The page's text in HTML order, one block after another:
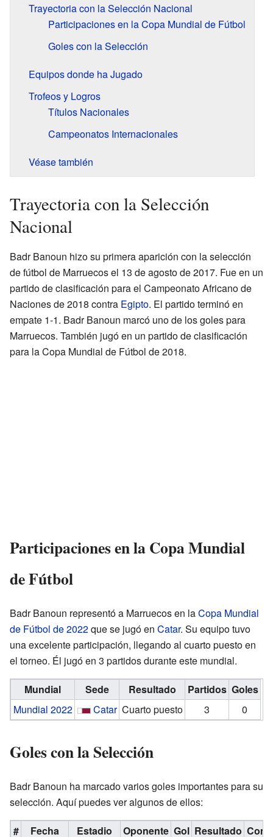
Trayectoria con la Selección Nacional
Participaciones en la Copa Mundial de Fútbol
Goles con la Selección
Equipos donde ha Jugado
Trofeos y Logros
Títulos Nacionales
Campeonatos Internacionales
Véase también
Trayectoria con la Selección
Nacional
Badr Banoun hizo su primera aparición con la selección
de fútbol de Marruecos el 13 de agosto de 2017. Fue en un
partido de clasificación para el Campeonato Africano de
Naciones de 2018 contra Egipto. El partido terminó en
empate 1-1. Badr Banoun marcó uno de los goles para
Marruecos. También jugó en un partido de clasificación
para la Copa Mundial de Fútbol de 2018.
Participaciones en la Copa Mundial
de Fútbol
Badr Banoun representó a Marruecos en laCopa Mundial
de Fútbol de 2022que se jugó en Catar. Su equipo tuvo
una excelente participación, llegando al cuarto puesto en
el torneo. Él jugó en 3 partidos durante este mundial.
Mundial Sede Resultado Partidos Goles
Mundial 2022
Catar Cuarto puesto 3 0
Goles con la Selección
Badr Banoun ha marcado varios goles importantes para su
selección. Aquí puedes ver algunos de ellos:
# Fecha Estadio Oponente Gol Resultado